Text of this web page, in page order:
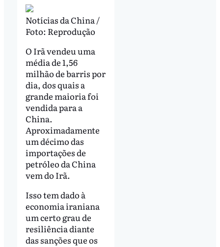
Notícias da China /
Foto: Reprodução
O Irã vendeu uma
média de 1,56
milhão de barris por
dia, dos quais a
grande maioria foi
vendida para a
China.
Aproximadamente
um décimo das
importações de
petróleo da China
vem do Irã.
Isso tem dado à
economia iraniana
um certo grau de
resiliência diante
das sanções que os